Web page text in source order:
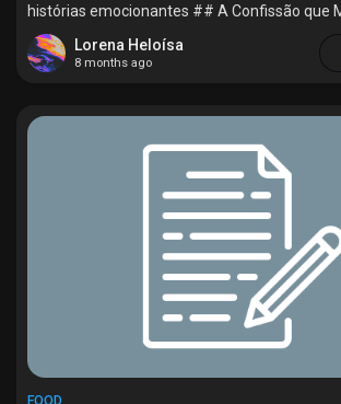
Discover Pages
Liked Pages
Popular Posts
Discover Posts
histórias emocionantes ## A Confissão que
Lorena Heloísa
8 months ago
FOOD